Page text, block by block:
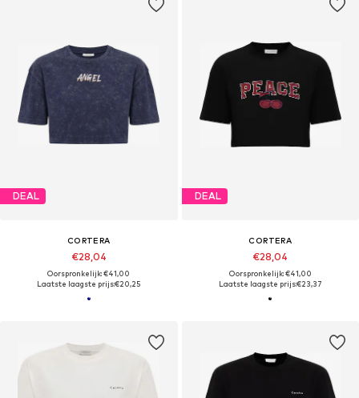
DEAL
CORTERA
€28,04
Oorspronkelijk: €41,00
Laatste laagste prijs:€20,25
DEAL
CORTERA
€28,04
Oorspronkelijk: €41,00
Laatste laagste prijs:€23,37